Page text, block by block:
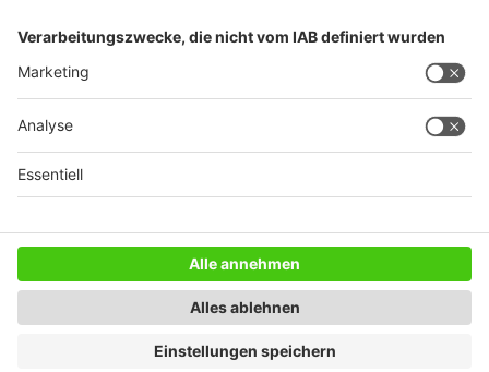
SERVICE
Datenschutz
Newsletter